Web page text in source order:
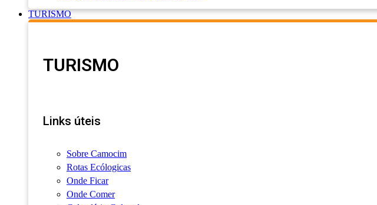
TURISMO
TURISMO
Links úteis
Sobre Camocim
Rotas Ecólogicas
Onde Ficar
Onde Comer